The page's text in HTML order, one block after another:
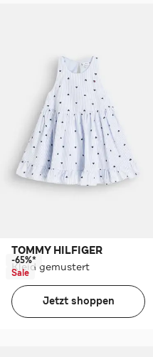
TOMMY HILFIGER
Kleid gemustert
-65%*
Sale
Jetzt shoppen